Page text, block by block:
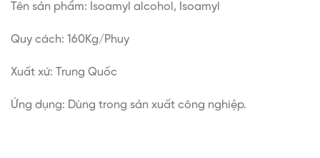
Tên sản phẩm: Isoamyl alcohol, Isoamyl
Quy cách: 160Kg/Phuy
Xuất xứ: Trung Quốc
Ứng dụng: Dùng trong sản xuất công nghiệp.